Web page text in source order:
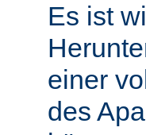
Es ist
einer
des